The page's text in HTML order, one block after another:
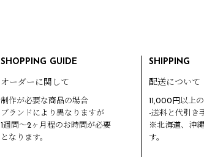
SHOPPING GUIDE
オーダーに関して
制作が必要な商品の場合
ブランドにより異なりますが
1週間～2ヶ月程のお時間が必要
となります。
SHIPPING
配送について
11,000円以上
-送料と代引き
※北海道、沖
す。